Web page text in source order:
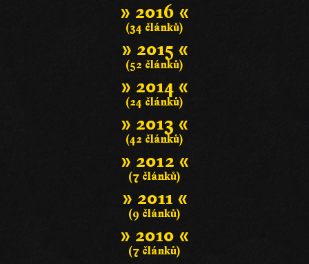
» 2016 «
(34 článků)
» 2015 «
(52 článků)
» 2014 «
(24 článků)
» 2013 «
(42 článků)
» 2012 «
(7 článků)
» 2011 «
(9 článků)
» 2010 «
(7 článků)